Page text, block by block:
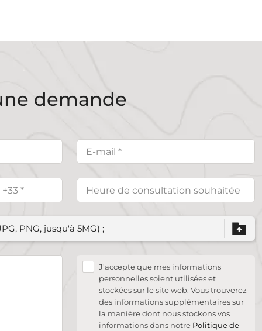
demande
PNG, jusqu'à 5MG) ;
J'accepte que mes informations
personnelles soient utilisées et
stockées sur le site web. Vous trouverez
des informations supplémentaires sur
la manière dont nous stockons vos
informations dans notre Politique de